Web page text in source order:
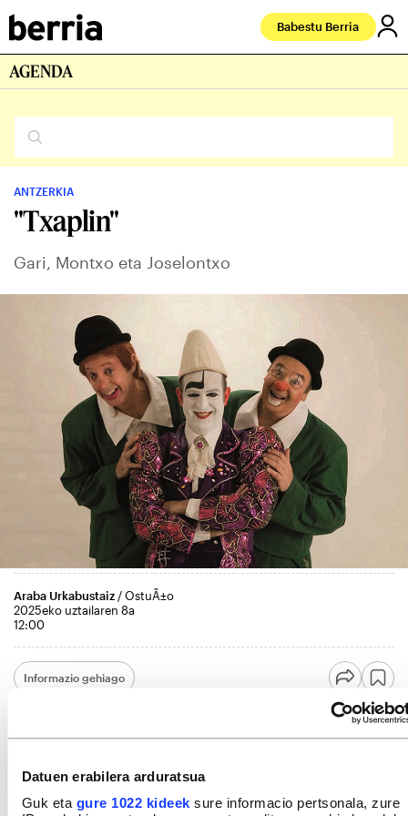
Datuen erabilera arduratsua
Guk eta gure 1022 kideek sure informacio pertsonala, zure
Babestu Berria
AGENDA
ANTZERKIA
"Txaplin"
Gari, Montxo eta Joselontxo
Araba Urkabustaiz / OstuÃ±o
2025eko uztailaren 8a
12:00
Informazio gehiago